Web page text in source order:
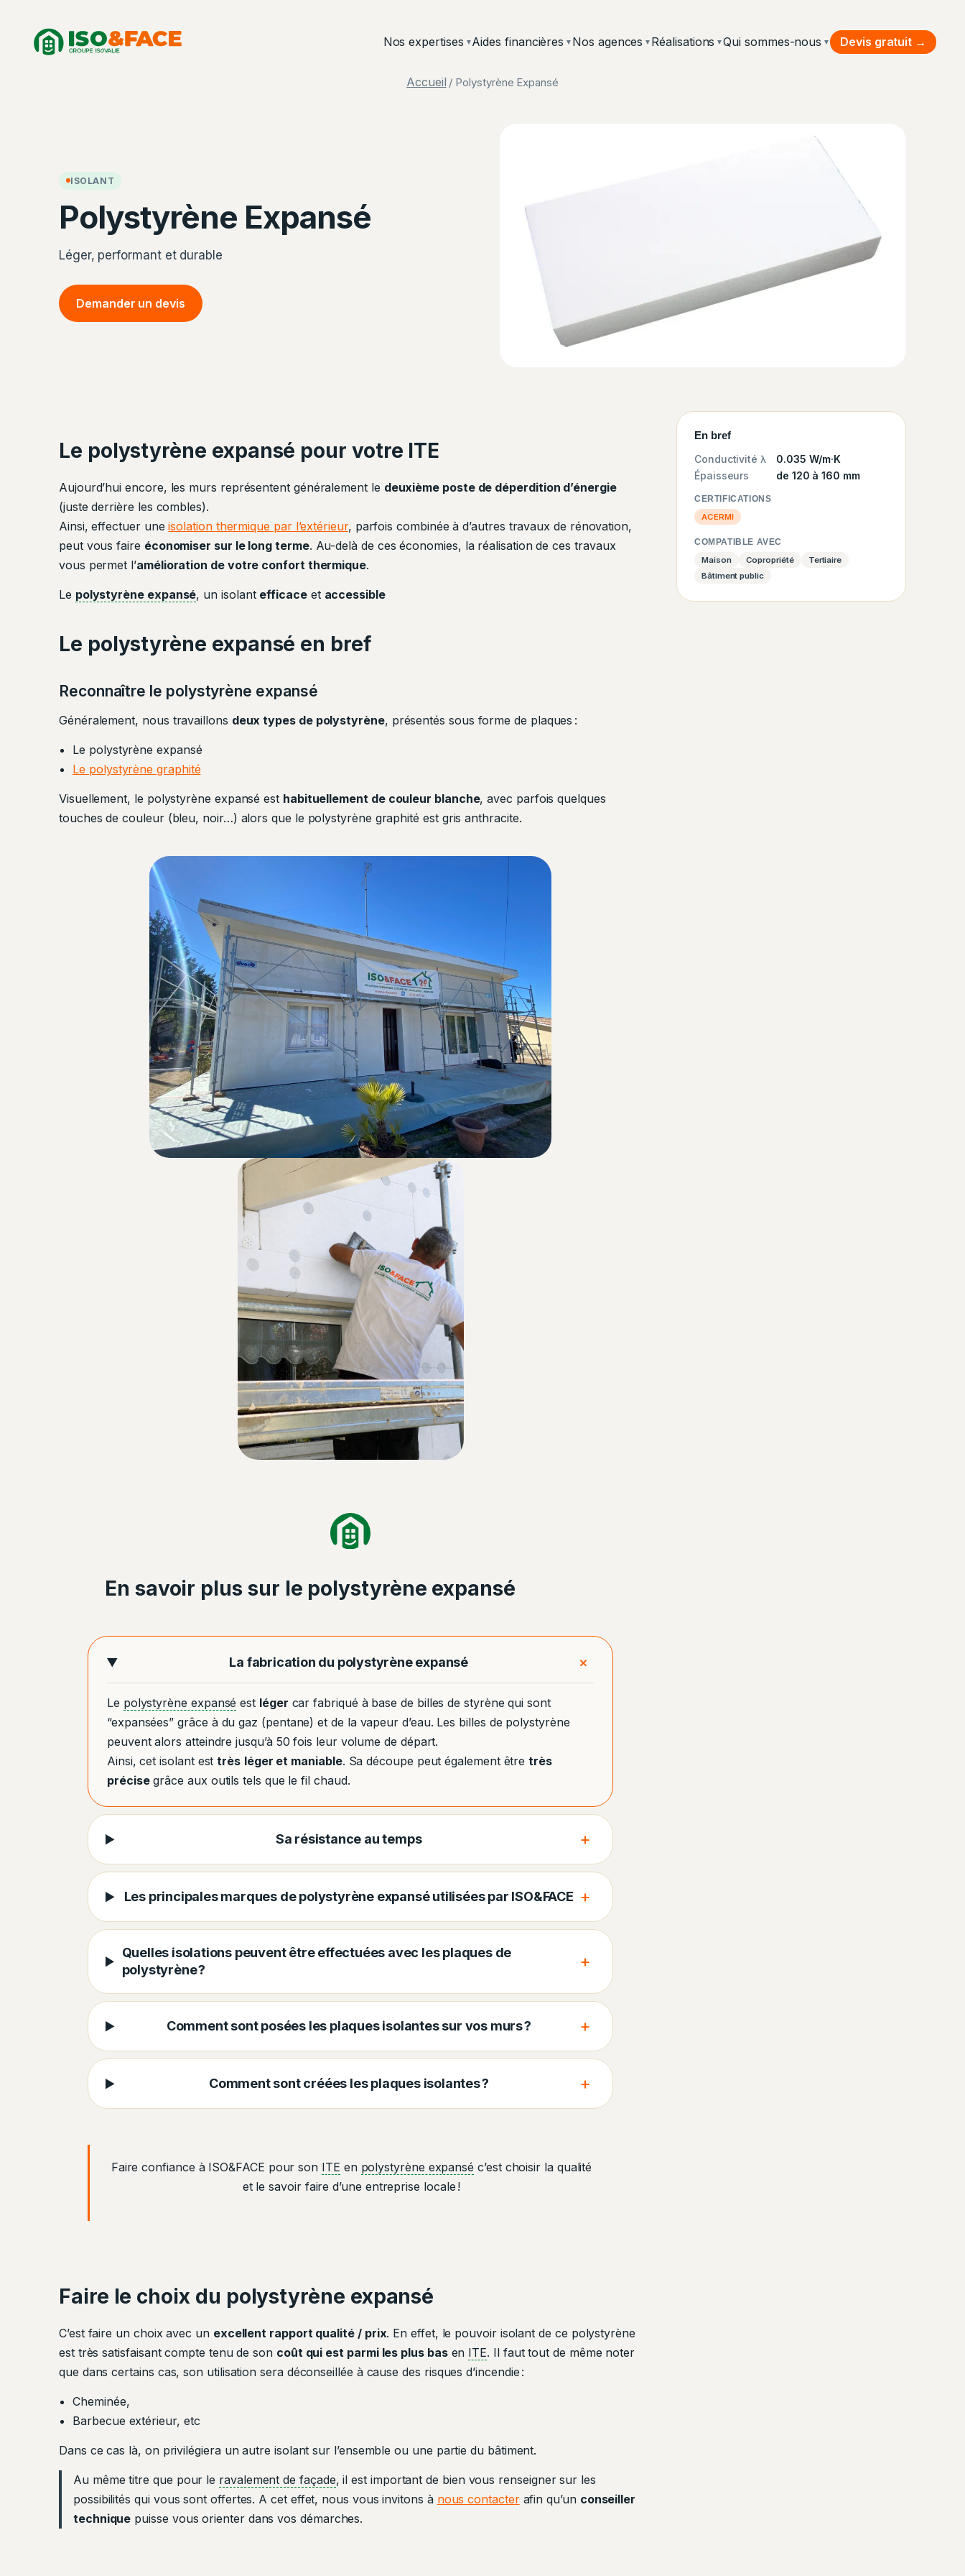
contenu
Nos expertises ▼Aides financières ▼ Nos agences ▼ Réalisations ▼Qui sommes-nous ▼ Devis gratuit →
Accueil / Polystyrène Expansé
ISOLANT
Polystyrène Expansé
Léger, performant et durable
Demander un devis
Le polystyrène expansé pour votre ITE
Aujourd’hui encore, les murs représentent généralement le deuxième poste de déperdition d’énergie
(juste derrière les combles).
Ainsi, effectuer uneisolation thermique par l’extérieur, parfois combinée à d’autres travaux de rénovation,
peut vous faire économiser sur le long terme. Au-delà de ces économies, la réalisation de ces travaux
vous permet l’amélioration de votre confort thermique.
Le polystyrène expansé, un isolant efficaceet accessible
Le polystyrène expansé en bref
Reconnaître le polystyrène expansé
Généralement, nous travaillons deux types de polystyrène, présentés sous forme de plaques :
Le polystyrène expansé
Le polystyrène graphité
Visuellement, le polystyrène expansé est habituellement de couleur blanche, avec parfois quelques
touches de couleur (bleu, noir…) alors que le polystyrène graphité est gris anthracite.
En savoir plus sur le polystyrène expansé
La fabrication du polystyrène expansé +
Le polystyrène expansé est léger car fabriqué à base de billes de styrène qui sont
“expansées” grâce à du gaz (pentane) et de la vapeur d’eau. Les billes de polystyrène
peuvent alors atteindre jusqu’à 50 fois leur volume de départ.
Ainsi, cet isolant esttrès léger et maniable. Sa découpe peut également êtretrès
précisegrâce aux outils tels que le fil chaud.
Sa résistance au temps +
Les principales marques de polystyrène expansé utilisées par ISO&FACE +
Quelles isolations peuvent être effectuées avec les plaques de
polystyrène ?
+
Comment sont posées les plaques isolantes sur vos murs ? +
Comment sont créées les plaques isolantes ? +
Faire confiance à ISO&FACE pour son ITE en polystyrène expansé c’est choisir la qualité
et le savoir faire d’une entreprise locale !
Faire le choix du polystyrène expansé
C’est faire un choix avec un excellent rapport qualité / prix. En effet, le pouvoir isolant de ce polystyrène
est très satisfaisant compte tenu de son coût qui est parmi les plus basen ITE. Il faut tout de même noter
que dans certains cas, son utilisation sera déconseillée à cause des risques d’incendie :
Cheminée,
Barbecue extérieur, etc
Dans ce cas là, on privilégiera un autre isolant sur l’ensemble ou une partie du bâtiment.
Au même titre que pour le ravalement de façade, il est important de bien vous renseigner sur les
possibilités qui vous sont offertes. A cet effet, nous vous invitons à nous contacterafin qu’un conseiller
technique puisse vous orienter dans vos démarches.
En bref
Conductivité λ
0.035 W/m·K
Épaisseurs
de 120 à 160 mm
CERTIFICATIONS
ACERMI
COMPATIBLE AVEC
Maison Copropriété
Tertiaire
Bâtiment public